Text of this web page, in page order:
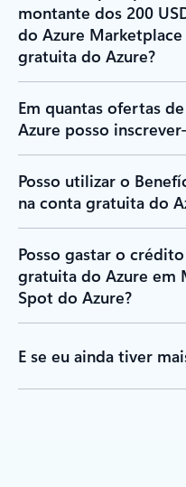
montante dos 200
do Azure
gratuita do Azure?
Em quantas ofertas
Azure posso
Posso utilizar o
na conta gratuita do
Posso gastar o
gratuita do Azure em
Spot do Azure?
E se eu ainda tiver